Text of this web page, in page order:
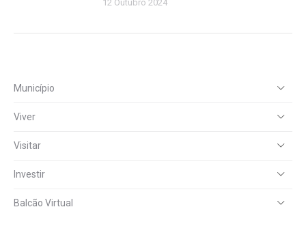
12 Outubro 2024
Município
Viver
Visitar
Investir
Balcão Virtual